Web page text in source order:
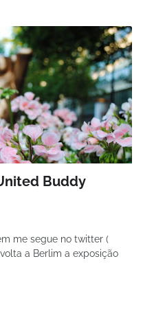
Buddy
me segue no twitter (
a Berlim a exposição